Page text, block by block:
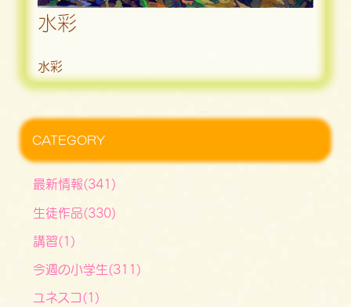
水彩
水彩
CATEGORY
最新情報(341)
生徒作品(330)
講習(1)
今週の小学生(311)
ユネスコ(1)